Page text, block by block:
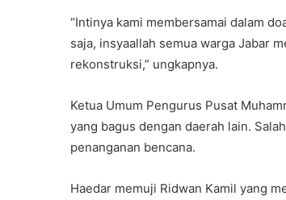
“Intinya kami membersamai dalam
saja, insyaallah semua warga Jabar
rekonstruksi,” ungkapnya.
Ketua Umum Pengurus Pusat
yang bagus dengan daerah lain.
penanganan bencana.
Haedar memuji Ridwan Kamil yang